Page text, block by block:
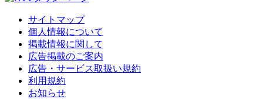
サイトマップ
個人情報について
掲載情報に関して
広告掲載のご案内
広告・サービス取扱い規約
利用規約
お知らせ